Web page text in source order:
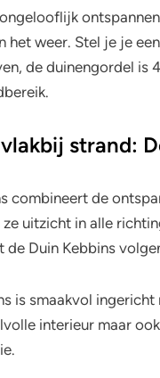
het weer. Stel je je
de duinengordel is
strand:
combineert de
uitzicht in alle
Duin Kebbins
is smaakvol
interieur maar